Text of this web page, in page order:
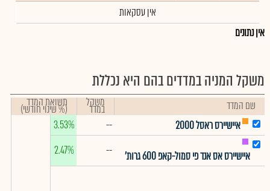
אין עסקאות
אין נתונים
משקל המניה במדדים בהם היא נכללת
שם המדד משקל
במדד תשואת המדד
(% שינוי חודשי)
איישיירס ראסל 2000
--
3.53%
איישיירס אס אנד פי סמול-קאפ 600 גרות' --
2.47%